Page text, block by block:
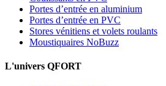
Portes d’entrée en aluminium
Portes d’entrée en PVC
Stores vénitiens et volets roulants
Moustiquaires NoBuzz
L'univers QFORT